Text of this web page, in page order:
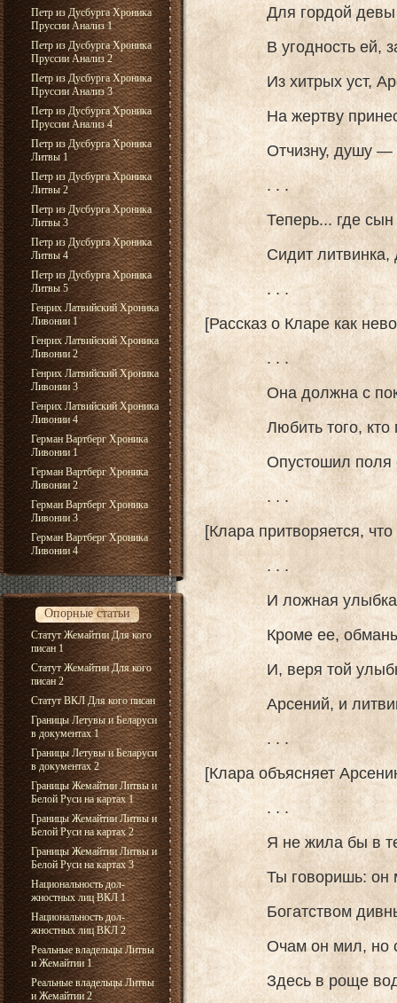
Петр из Дусбурга Хроника
Пруссии Анализ 1
Петр из Дусбурга Хроника
Пруссии Анализ 2
Петр из Дусбурга Хроника
Пруссии Анализ 3
Петр из Дусбурга Хроника
Пруссии Анализ 4
Петр из Дусбурга Хроника
Литвы 1
Петр из Дусбурга Хроника
Литвы 2
Петр из Дусбурга Хроника
Литвы 3
Петр из Дусбурга Хроника
Литвы 4
Петр из Дусбурга Хроника
Литвы 5
Генрих Латвийский Хроника
Ливонии 1
Генрих Латвийский Хроника
Ливонии 2
Генрих Латвийский Хроника
Ливонии 3
Генрих Латвийский Хроника
Ливонии 4
Герман Вартберг Хроника
Ливонии 1
Герман Вартберг Хроника
Ливонии 2
Герман Вартберг Хроника
Ливонии 3
Герман Вартберг Хроника
Ливонии 4
Опорные статьи
Статут Жемайтии Для кого
писан 1
Статут Жемайтии Для кого
писан 2
Статут ВКЛ Для кого писан
Границы Летувы и Беларуси
в документах 1
Границы Летувы и Беларуси
в документах 2
Границы Жемайтии Литвы и
Белой Руси на картах 1
Границы Жемайтии Литвы и
Белой Руси на картах 2
Границы Жемайтии Литвы и
Белой Руси на картах 3
Национальность дол-
жностных лиц ВКЛ 1
Национальность дол-
жностных лиц ВКЛ 2
Реальные владельцы Литвы
и Жемайтии 1
Реальные владельцы Литвы
и Жемайтии 2
Для гордой девы из
В угодность ей, за
Из хитрых уст,
На жертву
Отчизну, душу — всё
. . .
Теперь... где сын и
Сидит литвинка,
. . .
[Рассказ о Кларе как
. . .
Она должна с
Любить того, кто
Опустошил поля
. . .
[Клара притворяется,
. . .
И ложная улыбка,
Кроме ее,
И, веря той
Арсений, и
. . .
[Клара объясняет
. . .
Я не жила бы в
Ты говоришь: он
Богатством
Очам он мил, но
Здесь в роще воды